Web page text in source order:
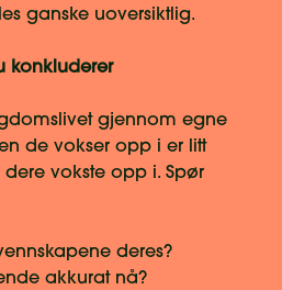
ganske uoversiktlig.
konkluderer
gjennom egne
de vokser opp i er litt
vokste opp i. Spør
deres?
akkurat nå?